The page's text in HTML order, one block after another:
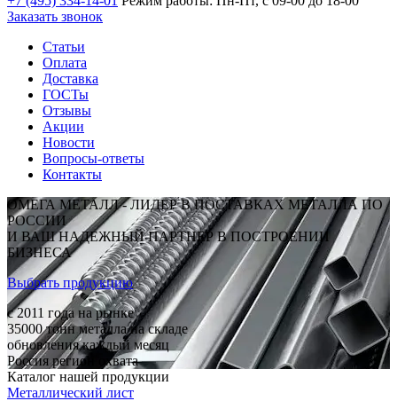
Заказать звонок
Статьи
Оплата
Доставка
ГОСТы
Отзывы
Акции
Новости
Вопросы-ответы
Контакты
ОМЕГА МЕТАЛЛ - ЛИДЕР В ПОСТАВКАХ МЕТАЛЛА ПО
РОССИИ
И ВАШ НАДЕЖНЫЙ ПАРТНЕР В ПОСТРОЕНИИ
БИЗНЕСА
Выбрать продукцию
c 2011 года на рынке
35000 тонн металла на складе
обновления каждый месяц
Россия регион охвата
Каталог нашей продукции
Металлический лист